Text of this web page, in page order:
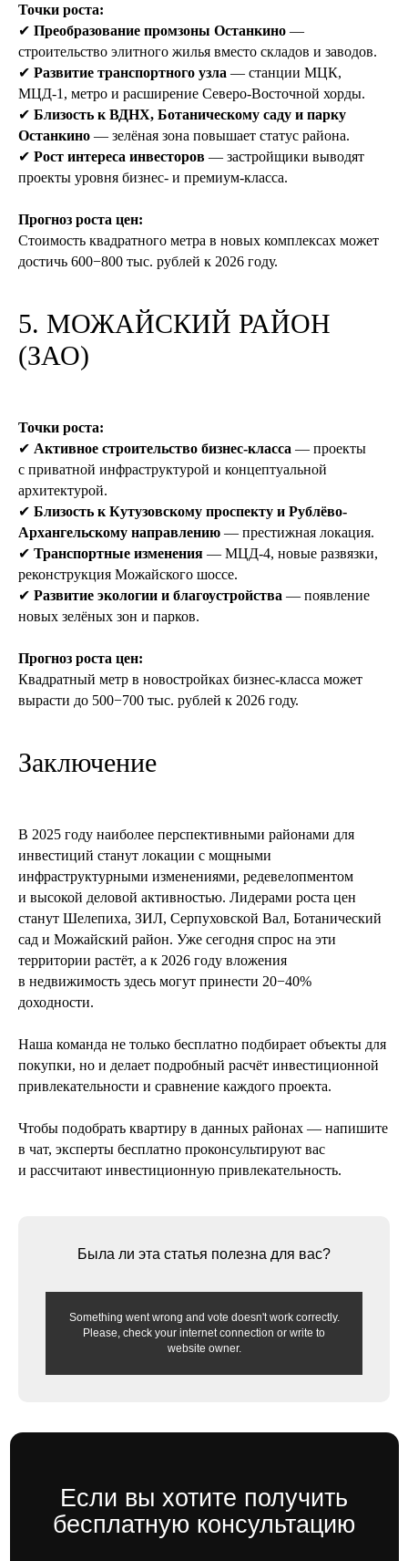
Точки роста:
✔ Преобразование промзоны Останкино —
строительство элитного жилья вместо складов и заводов.
✔ Развитие транспортного узла — станции МЦК,
МЦД-1, метро и расширение Северо-Восточной хорды.
✔ Близость к ВДНХ, Ботаническому саду и парку
Останкино — зелёная зона повышает статус района.
✔ Рост интереса инвесторов — застройщики выводят
проекты уровня бизнес- и премиум-класса.
Прогноз роста цен:
Стоимость квадратного метра в новых комплексах может
достичь 600−800 тыс. рублей к 2026 году.
5. МОЖАЙСКИЙ РАЙОН
(ЗАО)
Точки роста:
✔ Активное строительство бизнес-класса — проекты
с приватной инфраструктурой и концептуальной
архитектурой.
✔ Близость к Кутузовскому проспекту и Рублёво-
Архангельскому направлению — престижная локация.
✔ Транспортные изменения — МЦД-4, новые развязки,
реконструкция Можайского шоссе.
✔ Развитие экологии и благоустройства — появление
новых зелёных зон и парков.
Прогноз роста цен:
Квадратный метр в новостройках бизнес-класса может
вырасти до 500−700 тыс. рублей к 2026 году.
​​Заключение
В 2025 году наиболее перспективными районами для
инвестиций станут локации с мощными
инфраструктурными изменениями, редевелопментом
и высокой деловой активностью. Лидерами роста цен
станут Шелепиха, ЗИЛ, Серпуховской Вал, Ботанический
сад и Можайский район. Уже сегодня спрос на эти
территории растёт, а к 2026 году вложения
в недвижимость здесь могут принести 20−40%
доходности.
Наша команда не только бесплатно подбирает объекты для
покупки, но и делает подробный расчёт инвестиционной
привлекательности и сравнение каждого проекта.
Чтобы подобрать квартиру в данных районах — напишите
в чат, эксперты бесплатно проконсультируют вас
и рассчитают инвестиционную привлекательность.
Была ли эта статья полезна для вас?
Something went wrong and vote doesn't work correctly.
Please, check your internet connection or write to
website owner.
Я соглашаюсь сполитикой конфиденциальности
Получить консультацию
Оставьте заявку, и наш специалист
вам перезвонит
Если вы хотите получить
бесплатную консультацию
Будет ли ставка ЦБ 25% ?
читать далее